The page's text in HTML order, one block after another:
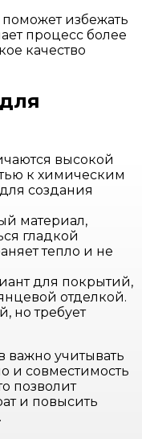
избежать
процесс более
качество
высокой
к химическим
создания
материал,
гладкой
тепло и не
для покрытий,
отделкой.
но требует
важно учитывать
и совместимость
позволит
и повысить